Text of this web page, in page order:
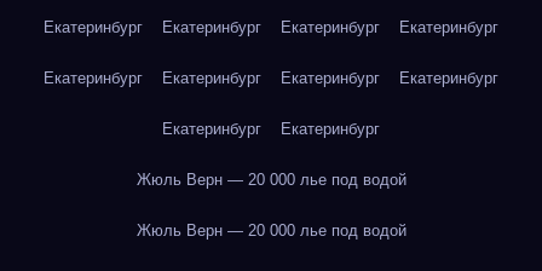
Екатеринбург Екатеринбург Екатеринбург Екатеринбург
Екатеринбург Екатеринбург Екатеринбург Екатеринбург
Екатеринбург Екатеринбург
Жюль Верн — 20 000 лье под водой
Жюль Верн — 20 000 лье под водой